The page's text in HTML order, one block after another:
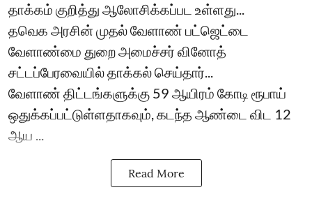
தாக்கம் குறித்து ஆலோசிக்கப்பட உள்ளது...
தவெக அரசின் முதல் வேளாண் பட்ஜெட்டை
வேளாண்மை துறை அமைச்சர் வினோத்
சட்டப்பேரவையில் தாக்கல் செய்தார்...
வேளாண் திட்டங்களுக்கு 59 ஆயிரம் கோடி ரூபாய்
ஒதுக்கப்பட்டுள்ளதாகவும், கடந்த ஆண்டை விட 12
ஆய ...
Read More